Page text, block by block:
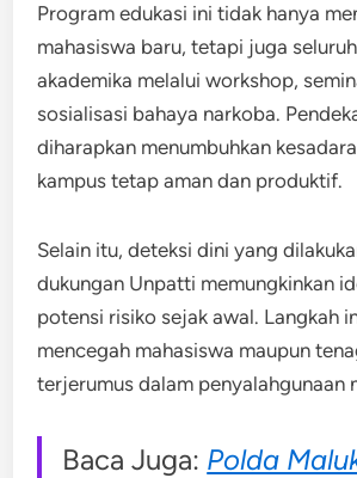
Program edukasi ini tidak hanya
mahasiswa baru, tetapi juga
akademika melalui workshop,
sosialisasi bahaya narkoba.
diharapkan menumbuhkan
kampus tetap aman dan produktif.
Selain itu, deteksi dini yang
dukungan Unpatti memungkinkan
potensi risiko sejak awal. Langkah
mencegah mahasiswa maupun
terjerumus dalam penyalahgunaan
Baca Juga: Polda